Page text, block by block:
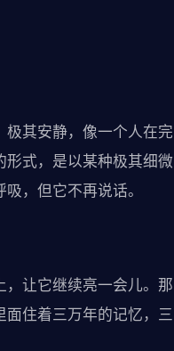
极其安静，像一个人在完
式，是以某种极其细微
，但它不再说话。
让它继续亮一会儿。那
住着三万年的记忆，三